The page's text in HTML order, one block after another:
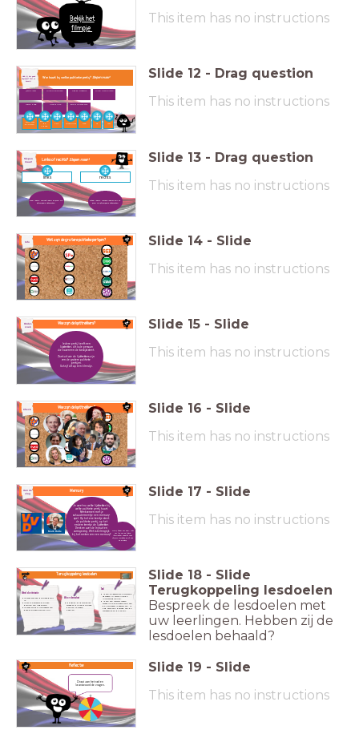
Bekijk het
filmpje
This item has no instructions
Wie hoort bij welke politieke partij? Slepen maar!
Heb jij het goed
begrepen? Test je
Esther Ouwehand
Lilianne Ploumen
Jesse Klaver Lilian Marijnissen
Mark Rutte
Wopke Hoekstra
Sigrid Kaag
Partij voor
de Dieren
Partij van
GroenLinks SP VVD
CDA D66
Slide 12 - Drag question
This item has no instructions
Links of rechts?Slepen maar!
Slepen
maar!
Meer regels, overheid regelt de bouw van
bijvoorbeeld ziekenhuizen.
Minder regels, mensen regelen zelf de
bouw van bijvoorbeeld ziekenhuizen.
rechts
links
Slide 13 - Drag question
This item has no instructions
Wat zijn de grotere politieke partijen?
Info Slide 14 - Slide
This item has no instructions
Wie zijn de lijsttrekkers?
Onder-
zoek
Iedere partij heeft een
lijsstrekker, dit is de persoon
die bovenaan de kieslijst staat.
Zoek uit wie de lijsttrekkers zijn
van de grotere politieke
partijen.
Schrijf dit op een blaadje.
Slide 15 - Slide
This item has no instructions
Wie zijn de lijsttrekkers?
Check Slide 16 - Slide
This item has no instructions
Memory
Aan de
slag
Mark Rutte
Klaar? Speel het spel, lukt
het jou om de juiste
lijsttrekker tegelijk met
zijn/haar politieke partij om
te draaien?
Je weet nu welke lijsttrekker bij
welke politieke partij hoort.
Maak samen met je
schoudermaatje een memory-
spel. Op het ene kaartje staat
de politieke partij, op het
andere kaartje de lijsttrekker.
Denk na over de lay-out en
vormgeving. Wat is belangrijk
bij het maken van een memory?
Slide 17 - Slide
This item has no instructions
Wereldoriëntatie
Ik weet wat een politieke partij
is.
Ik ken de grootste politieke
partijen van Nederland.
Ik weet wie de lijsttrekkers van
deze politieke partijen zijn.
Terugkoppeling lesdoelen
Woordenschat
Ik begrijp de belangrijke
woorden die met politieke
partijen te maken
hebben.
Taal
Ik kan de gewenste informatie
opzoeken in verschillende
informatiebronnen.
Ik kan een memory maken
waarbij de politieke partij aan
de lijsttrekker is gekoppeld. Ik
heb aandacht besteed aan de
vormgeving en de lay-out.
Slide 18 - Slide
Terugkoppeling lesdoelen
Bespreek de lesdoelen met
uw leerlingen. Hebben zij de
lesdoelen behaald?
Reflectie
Draai aan het rad en
beantwoord de vragen.
Slide 19 - Slide
This item has no instructions